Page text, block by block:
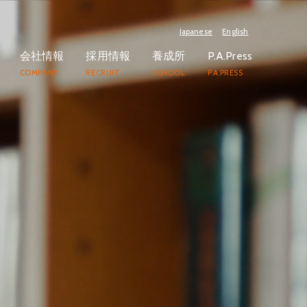
Japanese English
会社情報
COMPANY
採用情報
RECRUIT
養成所
SCHOOL
P.A.Press
P.A.PRESS